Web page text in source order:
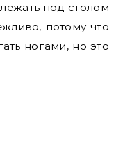
под столом
потому что
ногами, но это